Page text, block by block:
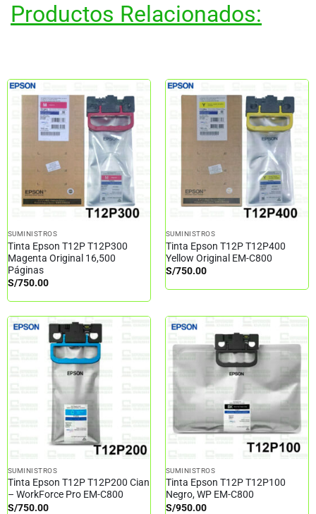
Productos Relacionados:
SUMINISTROS
Tinta Epson T12P T12P300
Magenta Original 16,500
Páginas
S/750.00
SUMINISTROS
Tinta Epson T12P T12P400
Yellow Original EM-C800
S/750.00
SUMINISTROS
Tinta Epson T12P T12P200 Cian
– WorkForce Pro EM-C800
S/750.00
SUMINISTROS
Tinta Epson T12P T12P100
Negro, WP EM-C800
S/950.00